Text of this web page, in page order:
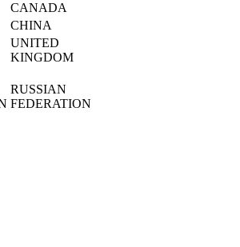
CANADA
CHINA
UNITED
KINGDOM
RUSSIAN
FEDERATION